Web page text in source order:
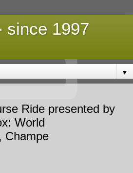
since 1997
▼
Ride presented by
World
Champe